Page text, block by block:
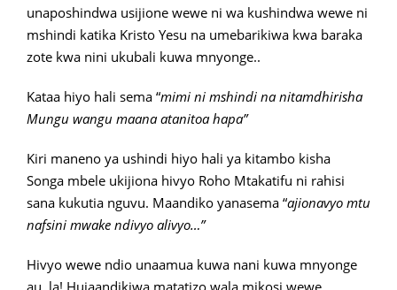
unaposhindwa usijione wewe ni wa kushindwa wewe ni
mshindi katika Kristo Yesu na umebarikiwa kwa baraka
zote kwa nini ukubali kuwa mnyonge..
Kataa hiyo hali sema “mimi ni mshindi na nitamdhirisha
Mungu wangu maana atanitoa hapa”
Kiri maneno ya ushindi hiyo hali ya kitambo kisha
Songa mbele ukijiona hivyo Roho Mtakatifu ni rahisi
sana kukutia nguvu. Maandiko yanasema “ajionavyo mtu
nafsini mwake ndivyo alivyo…”
Hivyo wewe ndio unaamua kuwa nani kuwa mnyonge